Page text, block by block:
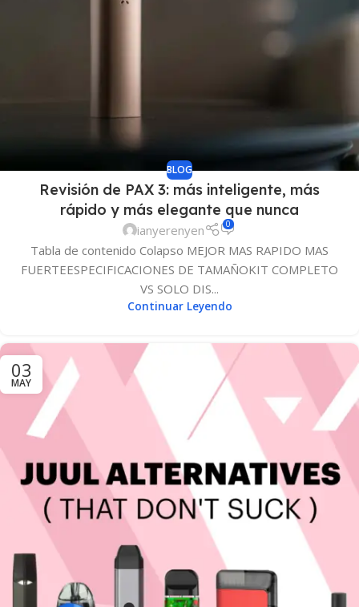
BLOG
Revisión de PAX 3: más inteligente, más
rápido y más elegante que nunca
ianyerenyen 0
Tabla de contenido Colapso MEJOR MAS RAPIDO MAS
FUERTEESPECIFICACIONES DE TAMAÑOKIT COMPLETO
VS SOLO DIS...
Continuar Leyendo
03
MAY